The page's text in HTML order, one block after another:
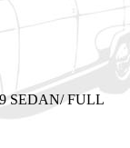
SEDAN/ FULL